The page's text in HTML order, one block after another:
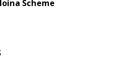
Scheme